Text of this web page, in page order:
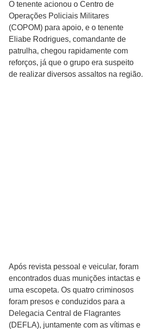
O tenente acionou o Centro de
Operações Policiais Militares
(COPOM) para apoio, e o tenente
Eliabe Rodrigues, comandante de
patrulha, chegou rapidamente com
reforços, já que o grupo era suspeito
de realizar diversos assaltos na região.
Após revista pessoal e veicular, foram
encontrados duas munições intactas e
uma escopeta. Os quatro criminosos
foram presos e conduzidos para a
Delegacia Central de Flagrantes
(DEFLA), juntamente com as vítimas e